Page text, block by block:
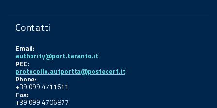
Contatti
Email:
authority@port.taranto.it
PEC:
protocollo.autportta@postecert.it
Phone:
+39 099 4711611
Fax:
+39 099 4706877